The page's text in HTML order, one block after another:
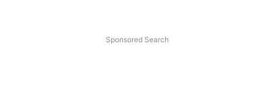
Sponsored Search